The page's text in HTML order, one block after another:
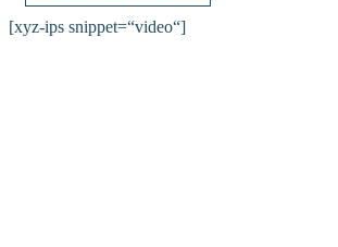
[xyz-ips snippet=“video“]